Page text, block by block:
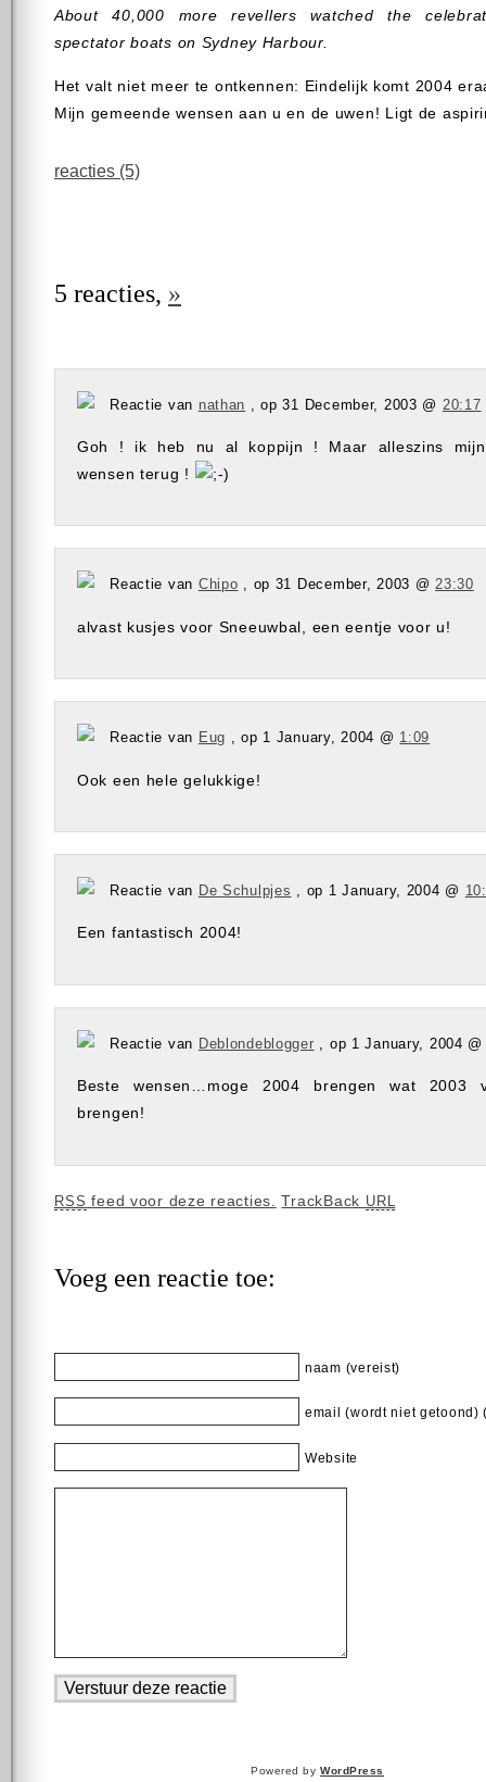
About 40,000 more revellers watched the
spectator boats on Sydney Harbour.
Het valt niet meer te ontkennen: Eindelijk komt 2004
Mijn gemeende wensen aan u en de uwen! Ligt de
reacties (5)
5 reacties, »
Reactie van nathan , op 31 December, 2003 @ 20:17
Goh ! ik heb nu al koppijn ! Maar alleszins mijn
wensen terug !
Reactie van Chipo , op 31 December, 2003 @23:30
alvast kusjes voor Sneeuwbal, een eentje voor u!
Reactie van Eug , op 1 January, 2004 @ 1:09
Ook een hele gelukkige!
Reactie van De Schulpjes , op 1 January, 2004 @
Een fantastisch 2004!
Reactie van Deblondeblogger , op 1 January, 2004
Beste wensen…moge 2004 brengen wat 2003
brengen!
RSS feed voor deze reacties. TrackBack URL
Voeg een reactie toe:
naam (vereist)
email (wordt niet getoond)
Website
Powered byWordPress